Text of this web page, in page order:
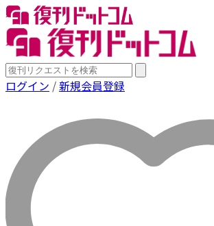
ログイン /新規会員登録